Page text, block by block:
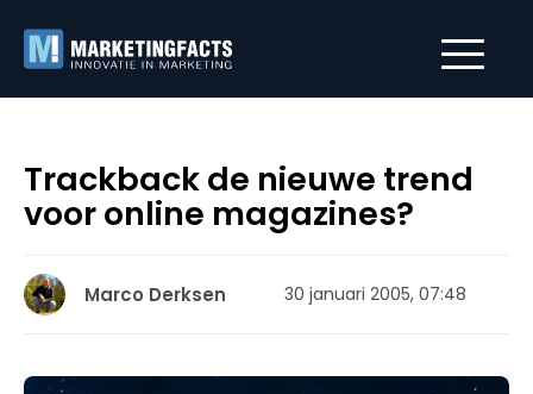
Trackback de nieuwe trend
voor online magazines?
Marco Derksen 30 januari 2005, 07:48